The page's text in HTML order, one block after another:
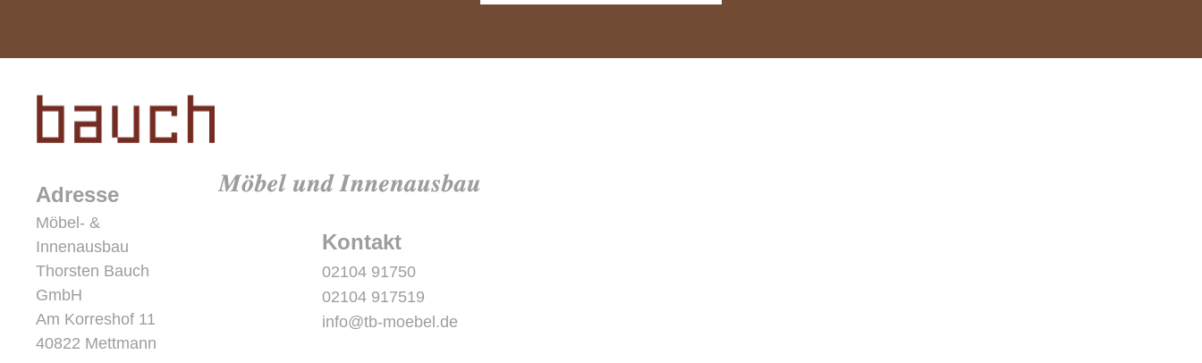
Adresse
Möbel- &
Innenausbau
Thorsten Bauch
GmbH
Am Korreshof 11
40822 Mettmann
Kontakt
02104 91750
02104 917519
info@tb-moebel.de